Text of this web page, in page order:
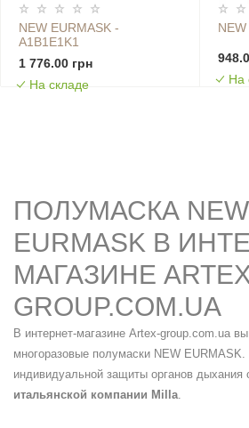
NEW EURMASK -
А1B1E1K1
1 776.00 грн
На складе
На
ПОЛУМАСКА NEW
EURMASK В
МАГАЗИНЕ
GROUP.COM.UA
В интернет-магазине Artex-group.com.ua
многоразовые полумаски NEW EURMASK.
индивидуальной защиты органов дыхания
итальянской компании Milla.